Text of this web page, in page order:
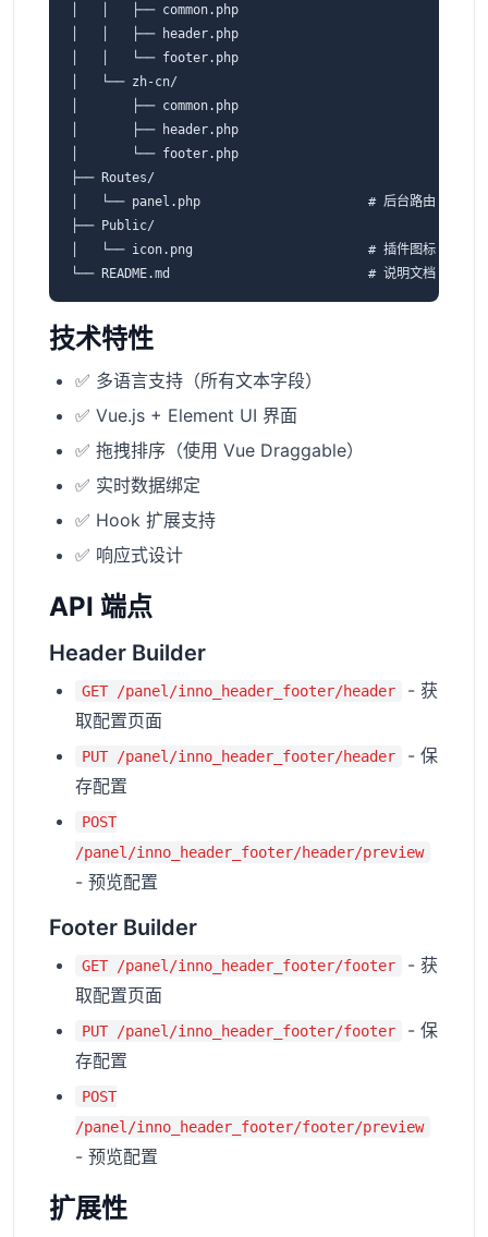
│   │   ├── common.php
│   │   ├── header.php
│   │   └── footer.php
│   └── zh-cn/
│       ├── common.php
│       ├── header.php
│       └── footer.php
├── Routes/
│   └── panel.php                      # 后台路由
├── Public/
│   └── icon.png                       # 插件图标
技术特性
✅ 多语言支持（所有文本字段）
✅ Vue.js + Element UI 界面
✅ 拖拽排序（使用 Vue Draggable）
✅ 实时数据绑定
✅ Hook 扩展支持
✅ 响应式设计
API 端点
Header Builder
GET /panel/inno_header_footer/header
- 获
取配置页面
PUT /panel/inno_header_footer/header
- 保
存配置
POST
/panel/inno_header_footer/header/preview
- 预览配置
Footer Builder
GET /panel/inno_header_footer/footer
- 获
取配置页面
PUT /panel/inno_header_footer/footer
- 保
存配置
POST
/panel/inno_header_footer/footer/preview
- 预览配置
扩展性